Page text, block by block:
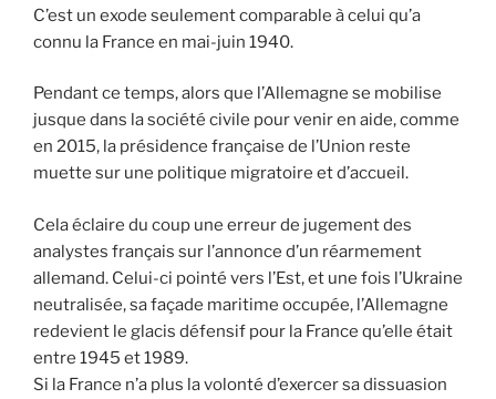
C’est un exode seulement comparable à celui qu’a
connu la France en mai-juin 1940.
Pendant ce temps, alors que l’Allemagne se mobilise
jusque dans la société civile pour venir en aide, comme
en 2015, la présidence française de l’Union reste
muette sur une politique migratoire et d’accueil.
Cela éclaire du coup une erreur de jugement des
analystes français sur l’annonce d’un réarmement
allemand. Celui-ci pointé vers l’Est, et une fois l’Ukraine
neutralisée, sa façade maritime occupée, l’Allemagne
redevient le glacis défensif pour la France qu’elle était
entre 1945 et 1989.
Si la France n’a plus la volonté d’exercer sa dissuasion